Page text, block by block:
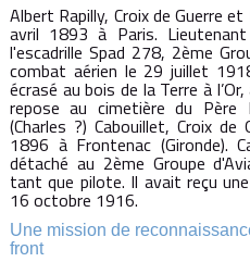
Albert Rapilly, Croix de Guerre
avril 1893 à Paris.
l'escadrille Spad 278, 2ème
combat aérien le 29 juillet
écrasé au bois de la Terre à
repose au cimetière du Père
(Charles ?) Cabouillet, Croix
1896 à Frontenac (Gironde).
détaché au 2ème Groupe
tant que pilote. Il avait reçu
16 octobre 1916.
Une mission de
front